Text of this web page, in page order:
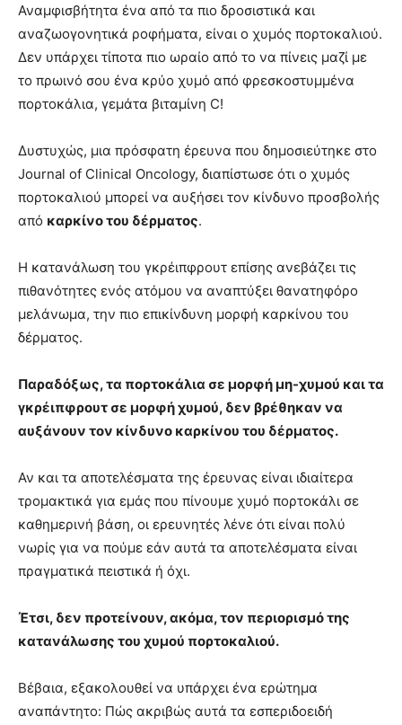
Αναμφισβήτητα ένα από τα πιο δροσιστικά και
αναζωογονητικά ροφήματα, είναι ο χυμός πορτοκαλιού.
Δεν υπάρχει τίποτα πιο ωραίο από το να πίνεις μαζί με
το πρωινό σου ένα κρύο χυμό από φρεσκοστυμμένα
πορτοκάλια, γεμάτα βιταμίνη C!
Δυστυχώς, μια πρόσφατη έρευνα που δημοσιεύτηκε στο
Journal of Clinical Oncology, διαπίστωσε ότι ο χυμός
πορτοκαλιού μπορεί να αυξήσει τον κίνδυνο προσβολής
από καρκίνο του δέρματος.
Η κατανάλωση του γκρέιπφρουτ επίσης ανεβάζει τις
πιθανότητες ενός ατόμου να αναπτύξει θανατηφόρο
μελάνωμα, την πιο επικίνδυνη μορφή καρκίνου του
δέρματος.
Παραδόξως, τα πορτοκάλια σε μορφή μη-χυμού και τα
γκρέιπφρουτ σε μορφή χυμού, δεν βρέθηκαν να
αυξάνουν τον κίνδυνο καρκίνου του δέρματος.
Αν και τα αποτελέσματα της έρευνας είναι ιδιαίτερα
τρομακτικά για εμάς που πίνουμε χυμό πορτοκάλι σε
καθημερινή βάση, οι ερευνητές λένε ότι είναι πολύ
νωρίς για να πούμε εάν αυτά τα αποτελέσματα είναι
πραγματικά πειστικά ή όχι.
Έτσι, δεν προτείνουν, ακόμα, τον περιορισμό της
κατανάλωσης του χυμού πορτοκαλιού.
Βέβαια, εξακολουθεί να υπάρχει ένα ερώτημα
αναπάντητο: Πώς ακριβώς αυτά τα εσπεριδοειδή